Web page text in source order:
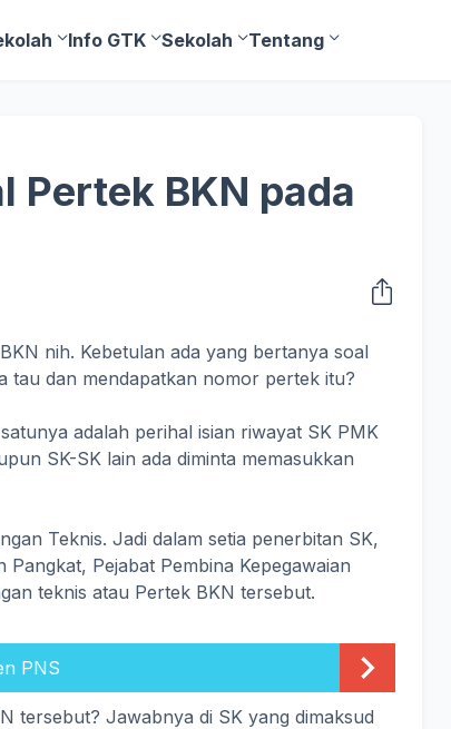
Info GTK Sekolah Tentang
Pertek BKN pada
nih. Kebetulan ada yang bertanya soal
tau dan mendapatkan nomor pertek itu?
adalah perihal isian riwayat SK PMK
SK-SK lain ada diminta memasukkan
Teknis. Jadi dalam setia penerbitan SK,
Pejabat Pembina Kepegawaian
teknis atau Pertek BKN tersebut.
PNS
tersebut? Jawabnya di SK yang dimaksud